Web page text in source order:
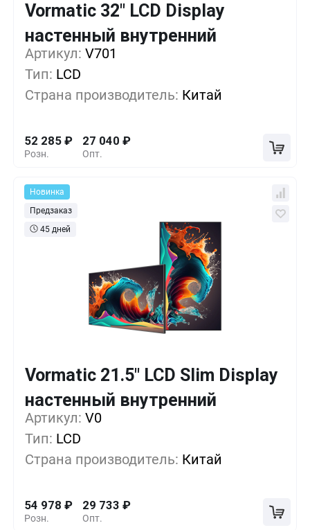
Vormatic 32" LCD Display
настенный внутренний
Артикул: V701
Тип: LCD
Страна производитель: Китай
Розн.
52 285 ₽
Опт.
27 040 ₽
Выгода
1+ 0%
5+
10+ -32%
Новинка
Предзаказ
45 дней
Vormatic 21.5" LCD Slim Display
настенный внутренний
Артикул: V0
Тип: LCD
Страна производитель: Китай
Розн.
54 978 ₽
Опт.
29 733 ₽
Выгода
1+
5+
10+ -30%